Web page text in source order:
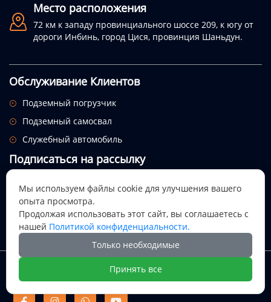

Место расположения
72 км к западу провинциального шоссе 209, к югу от
дороги Инбинь, город Цися, провинция Шаньдун.
Обслуживание Клиентов
 Подземный погрузчик
 Подземный самосвал
 Служебный автомобиль
Подписаться на рассылку

Авторское право @ Цися Дали Майнинг Машинери ООО
Цися Дали Майнинг Машинери
Мы используем файлы cookie для улучшения вашего
опыта просмотра.
Продолжая использовать этот сайт, вы соглашаетесь с
нашей Политикой конфиденциальности.
Только необходимые
Принять все